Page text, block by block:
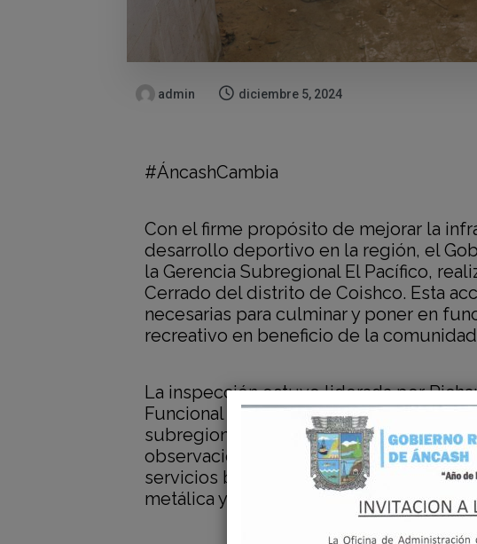
admin diciembre 5, 2024
#ÁncashCambia
Con el firme propósito de mejorar la
desarrollo deportivo en la región, el
la Gerencia Subregional El Pacífico,
Cerrado del distrito de Coishco. Esta
necesarias para culminar y poner en
recreativo en beneficio de la
La inspección estuvo liderada por
Funcional de Estudios y Proyectos,
subregional Raúl Blas Cotrina, evaluó el
observaciones más relevantes se
servicios básicos como inodoros, el
metálica y la ausencia de paneles